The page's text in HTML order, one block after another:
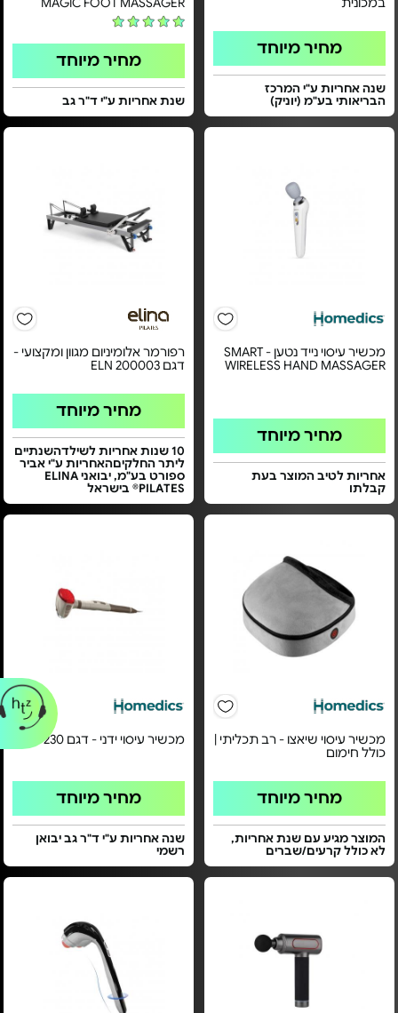
מחיר מיוחד
שנה אחריות ע"י המרכז
הבריאותי בע"מ (יוניק)
מחיר מיוחד
שנת אחריות ע"י ד"ר גב
מכשיר עיסוי נייד נטען - SMART
WIRELESS HAND MASSAGER
מחיר מיוחד
אחריות לטיב המוצר בעת
קבלתו
רפורמר אלומיניום מגוון ומקצועי -
דגם ELN 200003
מחיר מיוחד
10 שנות אחריות לשילדהשנתיים
ליתר החלקיםהאחריות ע"י אביר
ספורט בע"מ, יבואני ELINA
PILATES® בישראל
מכשיר עיסוי שיאצו - רב תכליתי |
כולל חימום
מחיר מיוחד
המוצר מגיע עם שנת אחריות,
לא כולל קרעים/שברים
מכשיר עיסוי ידני - דגם HHP-230
מחיר מיוחד
שנה אחריות ע"י ד"ר גב יבואן
רשמי